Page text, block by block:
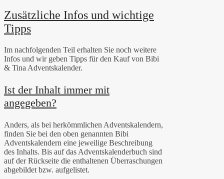
Zusätzliche Infos und wichtige
Tipps
Im nachfolgenden Teil erhalten Sie noch weitere
Infos und wir geben Tipps für den Kauf von Bibi
& Tina Adventskalender.
Ist der Inhalt immer mit
angegeben?
Anders, als bei herkömmlichen Adventskalendern,
finden Sie bei den oben genannten Bibi
Adventskalendern eine jeweilige Beschreibung
des Inhalts. Bis auf das Adventskalenderbuch sind
auf der Rückseite die enthaltenen Überraschungen
abgebildet bzw. aufgelistet.